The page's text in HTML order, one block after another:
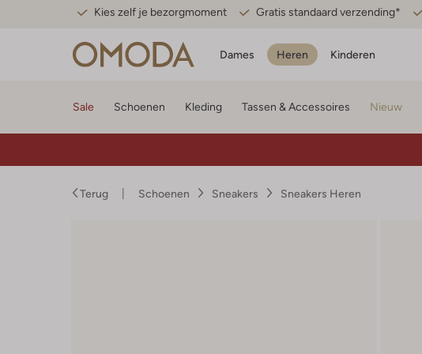
Kies zelf je bezorgmoment Gratis standaard verzending*
Dames Heren Kinderen
Sale Schoenen Kleding Tassen & Accessoires Nieuw
Terug Schoenen Sneakers Sneakers Heren